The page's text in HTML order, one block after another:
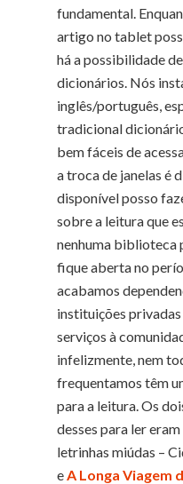
fundamental.
artigo no tablet
há a possibilidade
dicionários. Nós
inglês/português,
tradicional
bem fáceis de
a troca de janelas é
disponível posso
sobre a leitura que
nenhuma biblioteca
fique aberta no
acabamos
instituições
serviços à
infelizmente, nem
frequentamos têm
para a leitura. Os
desses para ler
letrinhas miúdas –
e A Longa Viagem